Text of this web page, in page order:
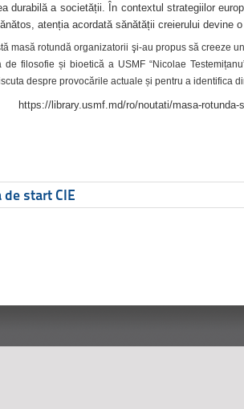
durabilă a societății. În contextul strategiilor
atenția acordată sănătății creierului devine
masă rotundă organizatorii şi-au propus să creeze
de filosofie și bioetică a USMF “Nicolae
despre provocările actuale și pentru a identifica
https://library.usmf.md/ro/noutati/masa-
de start CIE